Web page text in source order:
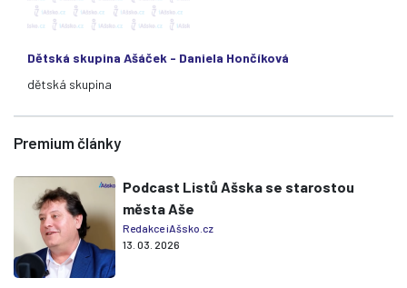
Dětská skupina Ašáček - Daniela Hončíková
dětská skupina
Premium články
Podcast Listů Ašska se starostou
města Aše
Redakce iAšsko.cz
13. 03. 2026